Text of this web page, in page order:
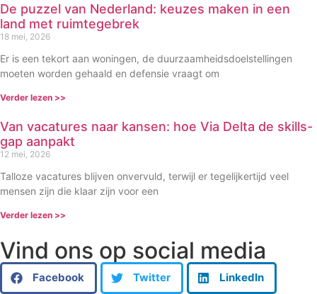
De puzzel van Nederland: keuzes maken in een
land met ruimtegebrek
18 mei, 2026
Er is een tekort aan woningen, de duurzaamheidsdoelstellingen
moeten worden gehaald en defensie vraagt om
Verder lezen >>
Van vacatures naar kansen: hoe Via Delta de skills-
gap aanpakt
12 mei, 2026
Talloze vacatures blijven onvervuld, terwijl er tegelijkertijd veel
mensen zijn die klaar zijn voor een
Verder lezen >>
Vind ons op social media
Facebook Twitter LinkedIn